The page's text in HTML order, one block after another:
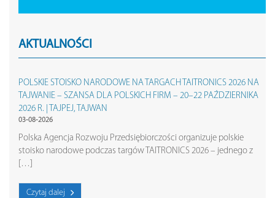
AKTUALNOŚCI
POLSKIE STOISKO NARODOWE NA TARGACH TAITRONICS 2026 NA
TAJWANIE – SZANSA DLA POLSKICH FIRM – 20–22 PAŹDZIERNIKA
2026 R. | TAJPEJ, TAJWAN
03-08-2026
Polska Agencja Rozwoju Przedsiębiorczości organizuje polskie
stoisko narodowe podczas targów TAITRONICS 2026 – jednego z
[…]
Czytaj dalej